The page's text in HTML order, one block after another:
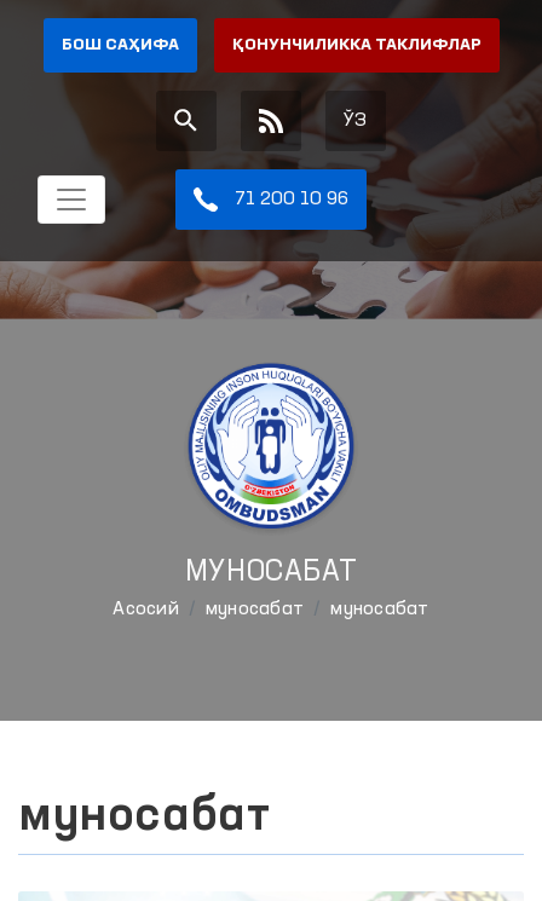
БОШ САҲИФА ҚОНУНЧИЛИККА ТАКЛИФЛАР
ЎЗ
71 200 10 96
МУНОСАБАТ
Aсосий муносабат муносабат
муносабат